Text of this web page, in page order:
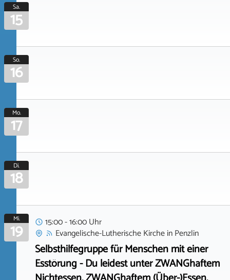
Sa.
15
So.
16
Mo.
17
Di.
18
Mi.
19
15:00 - 16:00 Uhr
Evangelische-Lutherische KircheinPenzlin
Selbsthilfegruppe für Menschen mit einer
Esstörung - Du leidest unter ZWANGhaftem